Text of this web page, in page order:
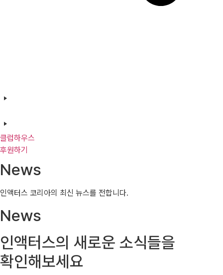
클럽하우스
후원하기
News
인액터스 코리아의 최신 뉴스를 전합니다.
News
인액터스의 새로운 소식들을
확인해보세요